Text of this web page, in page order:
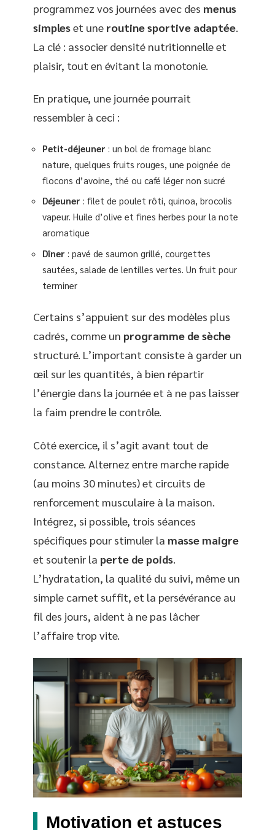
programmez vos journées avec des menus
simpleset une routine sportive adaptée
La clé : associer densité nutritionnelle et
plaisir, tout en évitant la monotonie.
En pratique, une journée pourrait
ressembler à ceci :
Petit-déjeuner : un bol de fromage blanc
nature, quelques fruits rouges, une poignée de
flocons d’avoine, thé ou café léger non sucré
Déjeuner : filet de poulet rôti, quinoa, brocolis
vapeur. Huile d’olive et fines herbes pour la note
aromatique
Dîner : pavé de saumon grillé, courgettes
sautées, salade de lentilles vertes. Un fruit pour
terminer
Certains s’appuient sur des modèles plus
cadrés, comme un programme de sèche
structuré. L’important consiste à garder un
œil sur les quantités, à bien répartir
l’énergie dans la journée et à ne pas laisser
la faim prendre le contrôle.
Côté exercice, il s’agit avant tout de
constance. Alternez entre marche rapide
(au moins 30 minutes) et circuits de
renforcement musculaire à la maison.
Intégrez, si possible, trois séances
spécifiques pour stimuler la masse maigre
et soutenir la perte de poids
L’hydratation, la qualité du suivi, même un
simple carnet suffit, et la persévérance au
fil des jours, aident à ne pas lâcher
l’affaire trop vite.
Motivation et astuces